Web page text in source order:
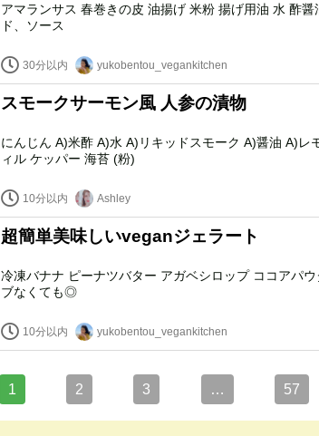
アマランサス 春巻きの皮 油揚げ 米粉 揚げ用油 水 酢醤油、粒マスター
ド、ソース
30分以内 yukobentou_vegankitchen
スモークサーモン風 人参の漬物
にんじん A)米酢 A)水 A)リキッドスモーク A)醤油 A)レモン汁 A)塩 デ
ィル ケッパー 海苔 (粉)
10分以内 Ashley
超簡単美味しいveganジェラート
冷凍バナナ ピーナツバター アガベシロップ ココアパウダー カカオニ
ブなくても◎
10分以内 yukobentou_vegankitchen
1 2 3 … 57